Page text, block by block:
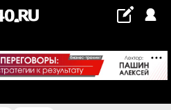
+19...+20 °С